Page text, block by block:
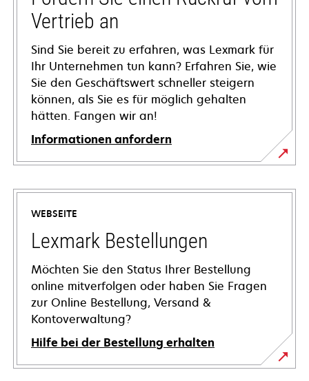
Vertrieb an
Sind Sie bereit zu erfahren, was Lexmark für
Ihr Unternehmen tun kann? Erfahren Sie, wie
Sie den Geschäftswert schneller steigern
können, als Sie es für möglich gehalten
hätten. Fangen wir an!
Informationen anfordern
WEBSEITE
Lexmark Bestellungen
Möchten Sie den Status Ihrer Bestellung
online mitverfolgen oder haben Sie Fragen
zur Online Bestellung, Versand &
Kontoverwaltung?
Hilfe bei der Bestellung erhalten